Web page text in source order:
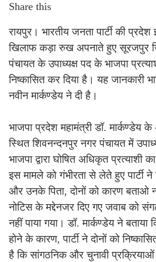
Share this
रायपुर। भारतीय जनता पार्टी की
खिलाफ कड़ा रुख अपनाते हुए सूरजपुर
पंचायत के उपाध्यक्ष पद के भाजपा
निष्कासित कर दिया है। यह जानकारी
नवीन मार्कण्डेय ने दी है।
भाजपा प्रदेश महामंत्री डॉ. मार्कण्डेय
स्थित शिवनन्दनपुर नगर पंचायत में
भाजपा द्वारा घोषित अधिकृत प्रत्याशी
इस मामले को गंभीरता से लेते हुए पार्टी ने
और उनके पिता, दोनों को कारण बताओ
नोटिस के मद्देनजर दिए गए जवाब को
नहीं पाया गया। डॉ. मार्कण्डेय ने
होने के कारण, पार्टी ने दोनों को
है कि सांगठनिक और चुनावी प्रक्रियाओं